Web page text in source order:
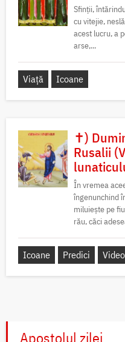
Sfinții,
cu vitejie,
acest lucru, a
arse,...
Viață Icoane
✝)
Rusalii
În vremea
îngenunchind
miluiește pe
rău, căci
Icoane Predici Video
Apostolul zilei